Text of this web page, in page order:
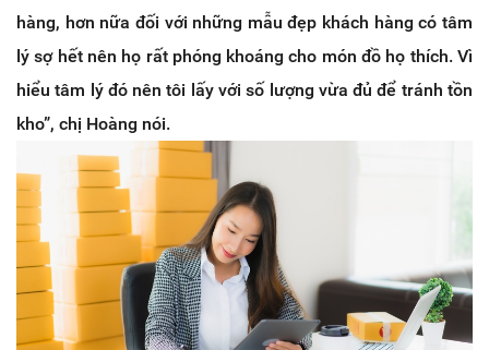
hàng, hơn nữa đối với những mẫu đẹp khách hàng có tâm
lý sợ hết nên họ rất phóng khoáng cho món đồ họ thích. Vì
hiểu tâm lý đó nên tôi lấy với số lượng vừa đủ để tránh tồn
kho”, chị Hoàng nói.